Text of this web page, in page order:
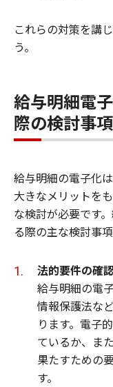
これらの対策を講
う。
給与明細電
際の検討事項
給与明細の電子化
大きなメリットを
な検討が必要です
る際の主な検討事
法的要件の確
給与明細の電
情報保護法な
ります。電子
ているか、ま
果たすための
す。